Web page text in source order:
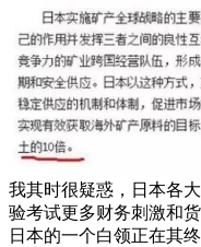
我其时很疑惑，日本各
验考试更多财务刺激和
日本的一个白领正在其